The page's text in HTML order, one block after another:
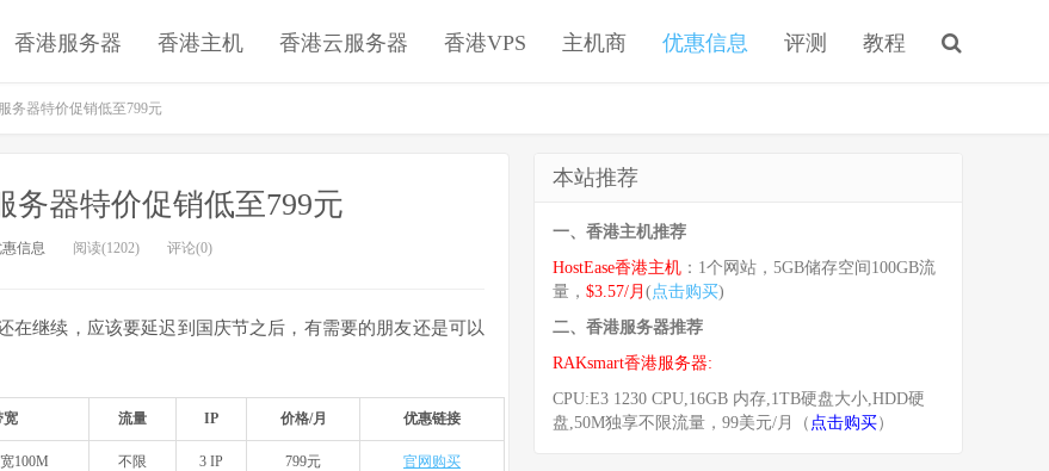
香港服务器 香港主机 香港云服务器 香港VPS 主机商 优惠信息 评测 教程
务器特价促销低至799元
务器特价促销低至799元
信息 阅读(1202) 评论(0)
在继续，应该要延迟到国庆节之后，有需要的朋友还是可以
宽 流量 IP 价格/月 优惠链接
100M 不限 3 IP 799元 官网购买
本站推荐
一、香港主机推荐
HostEase香港主机 ：1个网站，5GB储存空间100GB流
量， $3.57/月 ( 点击购买)
二、香港服务器推荐
RAKsmart香港服务器:
CPU:E3 1230 CPU,16GB 内存,1TB硬盘大小,HDD硬
盘,50M独享不限流量，99美元/月（ 点击购买）